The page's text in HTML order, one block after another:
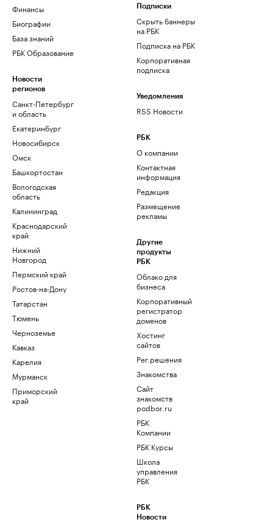
Финансы
Биографии
База знаний
РБК Образование
Новости
регионов
Санкт-Петербург
и область
Екатеринбург
Новосибирск
Омск
Башкортостан
Вологодская
область
Калининград
Краснодарский
край
Нижний
Новгород
Пермский край
Ростов-на-Дону
Татарстан
Тюмень
Черноземье
Кавказ
Карелия
Мурманск
Приморский
край
Подписки
Скрыть баннеры
на РБК
Подписка на РБК
Корпоративная
подписка
Уведомления
RSS Новости
РБК
О компании
Контактная
информация
Редакция
Размещение
рекламы
Другие
продукты
РБК
Облако для
бизнеса
Корпоративный
регистратор
доменов
Хостинг
сайтов
Рег.решения
Знакомства
Сайт
знакомств
podbor.ru
РБК
Компании
РБК Курсы
Школа
управления
РБК
РБК
Новости